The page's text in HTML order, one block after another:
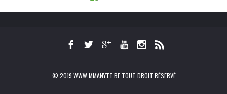
© 2019 WWW.MMANYTT.BE TOUT DROIT RÉSERVÉ